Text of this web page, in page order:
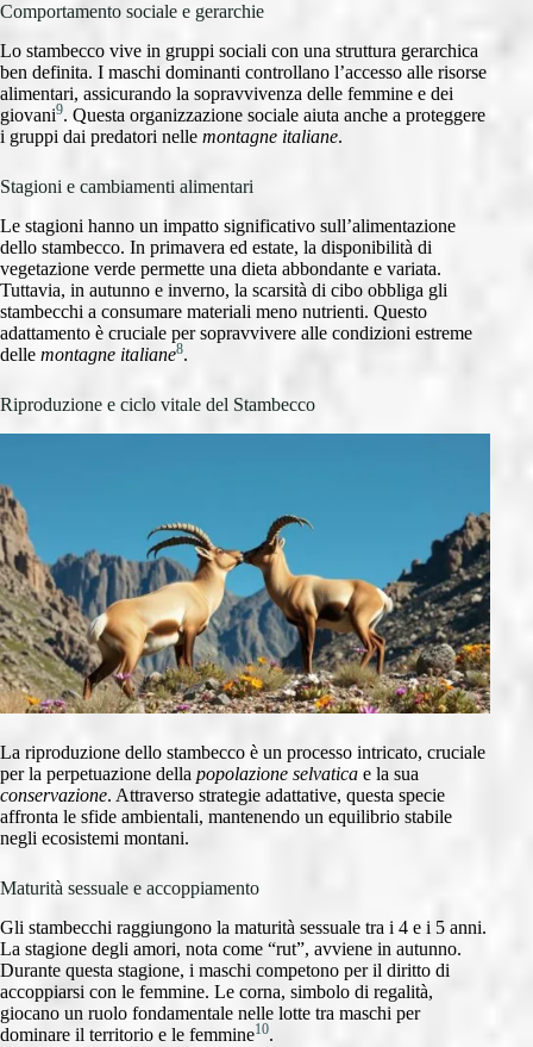
Comportamento sociale e gerarchie
Lo stambecco vive in gruppi sociali con una struttura gerarchica
ben definita. I maschi dominanti controllano l’accesso alle risorse
alimentari, assicurando la sopravvivenza delle femmine e dei
giovani9. Questa organizzazione sociale aiuta anche a proteggere
i gruppi dai predatori nelle montagne italiane.
Stagioni e cambiamenti alimentari
Le stagioni hanno un impatto significativo sull’alimentazione
dello stambecco. In primavera ed estate, la disponibilità di
vegetazione verde permette una dieta abbondante e variata.
Tuttavia, in autunno e inverno, la scarsità di cibo obbliga gli
stambecchi a consumare materiali meno nutrienti. Questo
adattamento è cruciale per sopravvivere alle condizioni estreme
delle montagne italiane8.
Riproduzione e ciclo vitale del Stambecco
La riproduzione dello stambecco è un processo intricato, cruciale
per la perpetuazione della popolazione selvatica e la sua
conservazione. Attraverso strategie adattative, questa specie
affronta le sfide ambientali, mantenendo un equilibrio stabile
negli ecosistemi montani.
Maturità sessuale e accoppiamento
Gli stambecchi raggiungono la maturità sessuale tra i 4 e i 5 anni.
La stagione degli amori, nota come “rut”, avviene in autunno.
Durante questa stagione, i maschi competono per il diritto di
accoppiarsi con le femmine. Le corna, simbolo di regalità,
giocano un ruolo fondamentale nelle lotte tra maschi per
dominare il territorio e le femmine10.